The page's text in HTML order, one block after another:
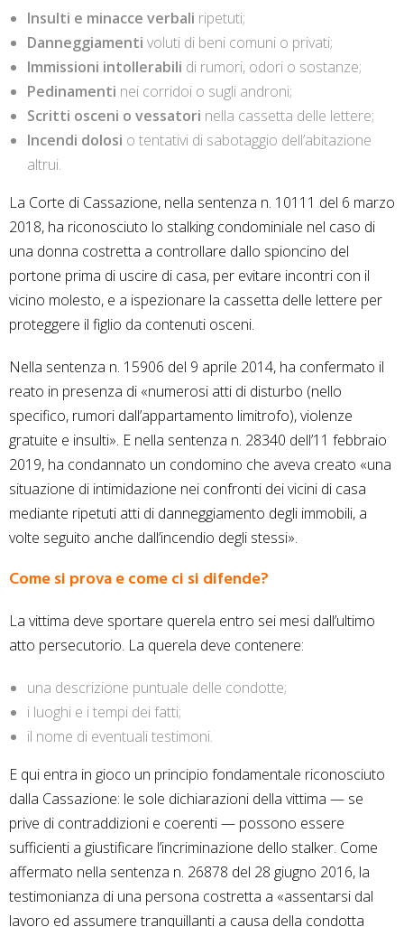
Insulti e minacce verbali ripetuti;
Danneggiamenti voluti di beni comuni o privati;
Immissioni intollerabili di rumori, odori o sostanze;
Pedinamenti nei corridoi o sugli androni;
Scritti osceni o vessatori nella cassetta delle lettere;
Incendi dolosi o tentativi di sabotaggio dell’abitazione
altrui.
La Corte di Cassazione, nella sentenza n. 10111 del 6 marzo
2018, ha riconosciuto lo stalking condominiale nel caso di
una donna costretta a controllare dallo spioncino del
portone prima di uscire di casa, per evitare incontri con il
vicino molesto, e a ispezionare la cassetta delle lettere per
proteggere il figlio da contenuti osceni.
Nella sentenza n. 15906 del 9 aprile 2014, ha confermato il
reato in presenza di «numerosi atti di disturbo (nello
specifico, rumori dall’appartamento limitrofo), violenze
gratuite e insulti». E nella sentenza n. 28340 dell’11 febbraio
2019, ha condannato un condomino che aveva creato «una
situazione di intimidazione nei confronti dei vicini di casa
mediante ripetuti atti di danneggiamento degli immobili, a
volte seguito anche dall’incendio degli stessi».
Come si prova e come ci si difende?
La vittima deve sportare querela entro sei mesi dall’ultimo
atto persecutorio. La querela deve contenere:
una descrizione puntuale delle condotte;
i luoghi e i tempi dei fatti;
il nome di eventuali testimoni.
E qui entra in gioco un principio fondamentale riconosciuto
dalla Cassazione: le sole dichiarazioni della vittima — se
prive di contraddizioni e coerenti — possono essere
sufficienti a giustificare l’incriminazione dello stalker. Come
affermato nella sentenza n. 26878 del 28 giugno 2016, la
testimonianza di una persona costretta a «assentarsi dal
lavoro ed assumere tranquillanti a causa della condotta